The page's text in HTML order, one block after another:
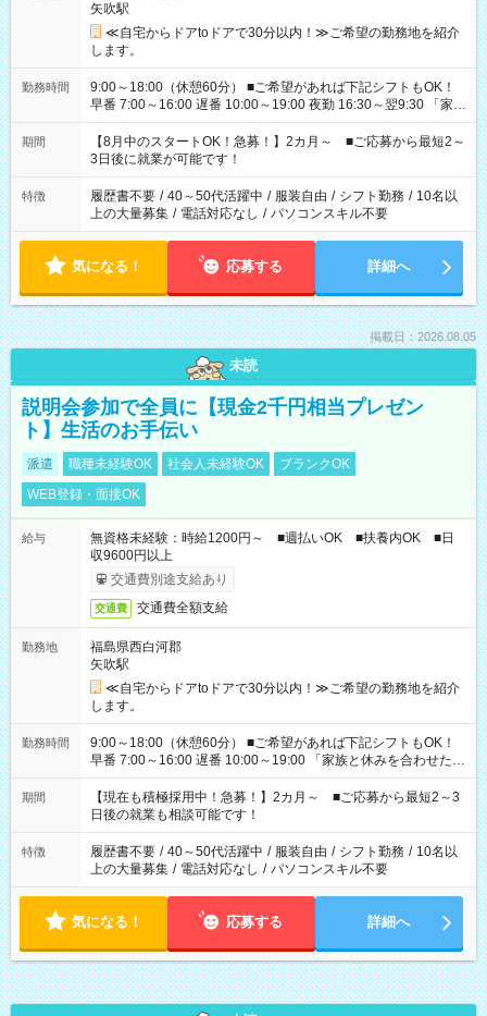
矢吹駅
≪自宅からドアtoドアで30分以内！≫ご希望の勤務地を紹介
します。
勤務時間
9:00～18:00（休憩60分） ■ご希望があれば下記シフトもOK！
早番 7:00～16:00 遅番 10:00～19:00 夜勤 16:30～翌9:30 「家族
と休みを合わせたい」 「余裕を持って夕飯の準備がしたい」
「できれば残業はしたくない」 など、ご希望を教えてください
ね。 ※Wワーク希望の方へ 今ご覧のお仕事で希望する勤務時間
と、もう1つのお仕事の勤務時間。 合計で週40時間を超える場
合は応募できません。
期間
【8月中のスタートOK！急募！】2カ月～ ■ご応募から最短2～
3日後に就業が可能です！
特徴 履歴書不要 / 40～50代活躍中 / 服装自由 / シフト勤務 / 10名以
上の大量募集 / 電話対応なし / パソコンスキル不要
気になる！ 応募する 詳細へ
掲載日：2026.08.05
未読
説明会参加で全員に【現金2千円相当プレゼン
ト】生活のお手伝い
派遣 職種未経験OK 社会人未経験OK
ブランクOK
WEB登録・面接OK
給与
無資格未経験：時給1200円～ ■週払いOK ■扶養内OK ■日
収9600円以上
交通費別途支給あり
交通費 交通費全額支給
勤務地
福島県西白河郡
矢吹駅
≪自宅からドアtoドアで30分以内！≫ご希望の勤務地を紹介
します。
勤務時間
9:00～18:00（休憩60分） ■ご希望があれば下記シフトもOK！
早番 7:00～16:00 遅番 10:00～19:00 「家族と休みを合わせた
い」 「余裕を持って夕飯の準備がしたい」 「できれば残業はし
たくない」 など、ご希望を教えてくださいね。 ※Wワーク希望
の方へ 今ご覧のお仕事で希望する勤務時間と、もう1つのお仕事
の勤務時間。 合計で週40時間を超える場合は応募できません。
期間
【現在も積極採用中！急募！】2カ月～ ■ご応募から最短2～3
日後の就業も相談可能です！
特徴 履歴書不要 / 40～50代活躍中 / 服装自由 / シフト勤務 / 10名以
上の大量募集 / 電話対応なし / パソコンスキル不要
気になる！ 応募する 詳細へ